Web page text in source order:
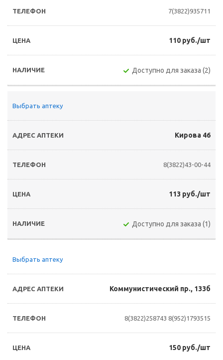
7(3822)935711
110 руб./шт
Доступно для заказа (2)
Выбрать аптеку
Кирова 46
8(3822)43-00-44
113 руб./шт
Доступно для заказа (1)
Выбрать аптеку
Коммунистический пр., 133б
8(3822)258743 8(952)1793515
150 руб./шт